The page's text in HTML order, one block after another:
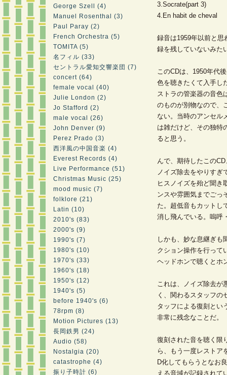
George Szell (4)
Manuel Rosenthal (3)
Paul Paray (2)
French Orchestra (5)
TOMITA (5)
名フィル (33)
セントラル愛知交響楽団 (7)
concert (64)
female vocal (40)
Julie London (2)
Jo Stafford (2)
male vocal (26)
John Denver (9)
Perez Prado (3)
西洋風の中国音楽 (4)
Everest Records (4)
Live Performance (51)
Christmas Music (25)
mood music (7)
folklore (21)
Latin (10)
2010's (83)
2000's (9)
1990's (7)
1980's (10)
1970's (33)
1960's (18)
1950's (12)
1940's (5)
before 1940's (6)
78rpm (8)
Motion Pictures (13)
長岡鉄男 (24)
Audio (58)
Nostalgia (20)
catastrophe (4)
振り子時計 (6)
3.Socrate(part 3)
4.En habit de cheval
録音は1959年以前と
録を残していないみた
このCDは、1950年代
色を聴きたくて入手し
ストラの管楽器の音色
のものが別物なので、
ない。当時のアンセル
は雑だけど、その独特
ると思う。
んで、期待したこの
ノイズ除去をやりすぎ
ヒスノイズを殆ど聞き
ンスや雰囲気までごっ
た。超低音もカットし
消し飛んでいる。嗚呼
しかも、妙な息継ぎも
クション操作を行って
ヘッドホンで聴くとホ
これは、ノイズ除去が
く、関わるスタッフの
タッフによる復刻とい
非常に残念なことだ。
復刻された音を聴く限
ら、もう一度レストア
D化してもらうとなお
える音域が記録されて